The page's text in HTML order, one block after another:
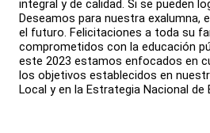
integral y de calidad. Si se pueden
Deseamos para nuestra exalumna,
el futuro. Felicitaciones a toda su
comprometidos con la educación
este 2023 estamos enfocados en
los objetivos establecidos en
Local y en la Estrategia Nacional de